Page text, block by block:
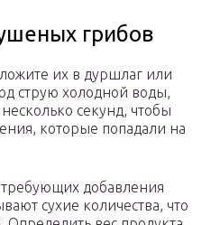
грибов
их в дуршлаг или
струю холодной воды,
секунд, чтобы
которые попадали на
добавления
сухие количества, что